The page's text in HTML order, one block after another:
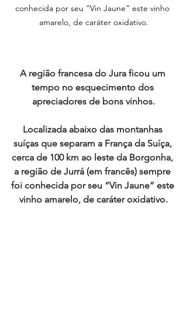
conhecida por seu “Vin Jaune” este vinho
amarelo, de caráter oxidativo.
A região francesa do Jura ficou um
tempo no esquecimento dos
apreciadores de bons vinhos.
Localizada abaixo das montanhas
suíças que separam a França da Suíça,
cerca de 100 km ao leste da Borgonha,
a região de Jurrá (em francês) sempre
foi conhecida por seu “Vin Jaune” este
vinho amarelo, de caráter oxidativo.